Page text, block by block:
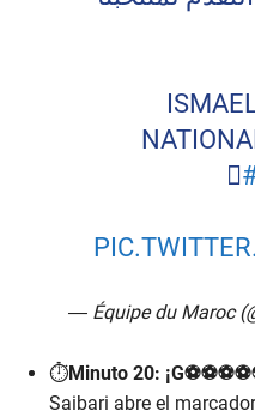
️
— Équipe du Maroc
⏱️Minuto 20:
Saibari abre el